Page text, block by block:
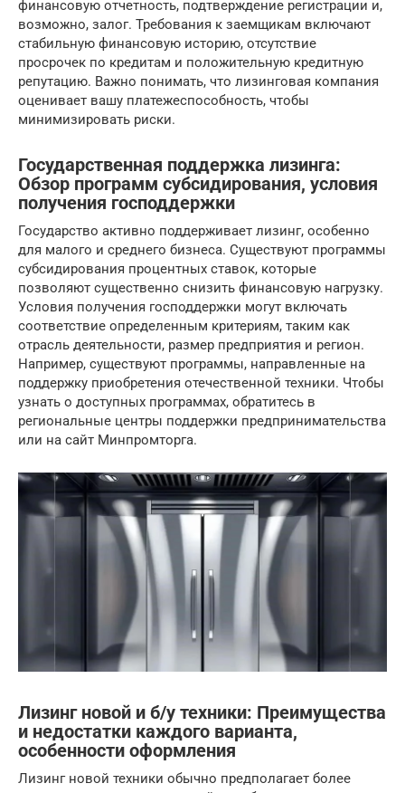
финансовую отчетность, подтверждение регистрации и,
возможно, залог. Требования к заемщикам включают
стабильную финансовую историю, отсутствие
просрочек по кредитам и положительную кредитную
репутацию. Важно понимать, что лизинговая компания
оценивает вашу платежеспособность, чтобы
минимизировать риски.
Государственная поддержка лизинга:
Обзор программ субсидирования, условия
получения господдержки
Государство активно поддерживает лизинг, особенно
для малого и среднего бизнеса. Существуют программы
субсидирования процентных ставок, которые
позволяют существенно снизить финансовую нагрузку.
Условия получения господдержки могут включать
соответствие определенным критериям, таким как
отрасль деятельности, размер предприятия и регион.
Например, существуют программы, направленные на
поддержку приобретения отечественной техники. Чтобы
узнать о доступных программах, обратитесь в
региональные центры поддержки предпринимательства
или на сайт Минпромторга.
Лизинг новой и б/у техники: Преимущества
и недостатки каждого варианта,
особенности оформления
Лизинг новой техники обычно предполагает более